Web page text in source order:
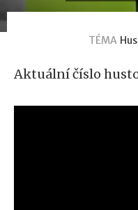
TÉMA
Aktuální číslo